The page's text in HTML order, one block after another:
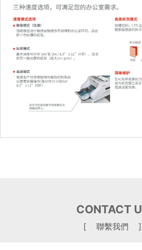
CONTACT
[ 聯繫我們 ]